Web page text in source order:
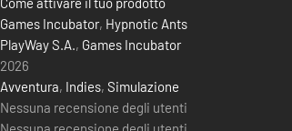
Games Incubator, Hypnotic Ants
PlayWay S.A., Games Incubator
2026
Avventura, Indies, Simulazione
Nessuna recensione degli utenti